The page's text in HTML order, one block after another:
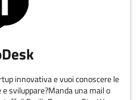
innovativa e vuoi conoscere le
sviluppare?Manda una mail o